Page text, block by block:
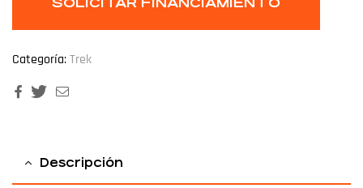
Categoría:Trek
FacebookTwitter
Descripción